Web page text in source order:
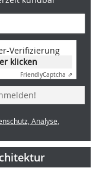
Verifizierung
klicken
FriendlyCaptcha ⇗
Analyse,